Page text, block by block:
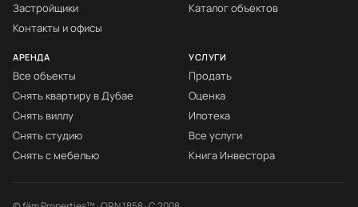
Застройщики
Контакты и офисы
Каталог объектов
АРЕНДА
Все объекты
Снять квартиру в Дубае
Снять виллу
Снять студию
Снять с мебелью
УСЛУГИ
Продать
Оценка
Ипотека
Все услуги
Книга Инвестора